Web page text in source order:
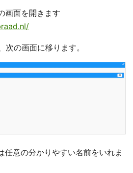
画面を開きます
次の画面に移ります。
任意の分かりやすい名前をいれま